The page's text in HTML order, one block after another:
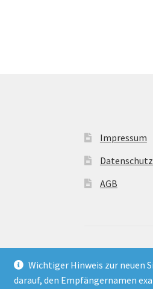
Wichtiger Hinweis zur neuen
darauf, den Empfängernamen
Impressum
AGB